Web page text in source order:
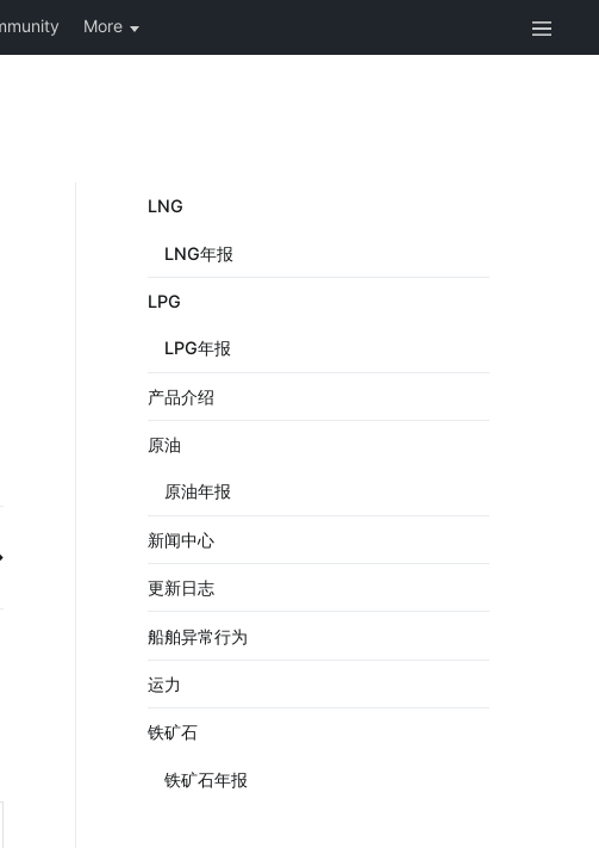
LNG
LNG年报
LPG
LPG年报
产品介绍
原油
原油年报
新闻中心
更新日志
船舶异常行为
运力
铁矿石
铁矿石年报